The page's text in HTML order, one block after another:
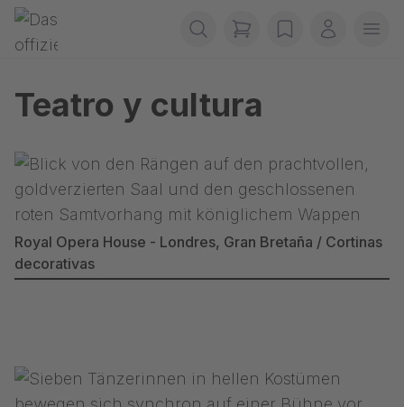
Saltar navegación
Gerriets
items in cart, view
wishlistMi cuenta
Teatro y cultura
Royal Opera House - Londres, Gran Bretaña / Cortinas
decorativas